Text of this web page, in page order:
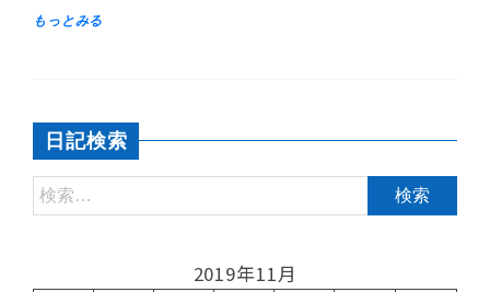
日記検索
2019年11月